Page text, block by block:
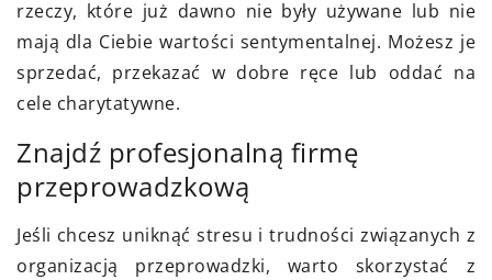
rzeczy, które już dawno nie były używane lub nie
mają dla Ciebie wartości sentymentalnej. Możesz je
sprzedać, przekazać w dobre ręce lub oddać na
cele charytatywne.
Znajdź profesjonalną firmę
przeprowadzkową
Jeśli chcesz uniknąć stresu i trudności związanych z
organizacją przeprowadzki, warto skorzystać z